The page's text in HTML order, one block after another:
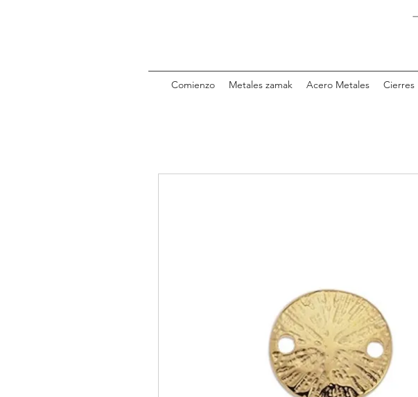
Comienzo Metales zamak Acero Metales Cierres